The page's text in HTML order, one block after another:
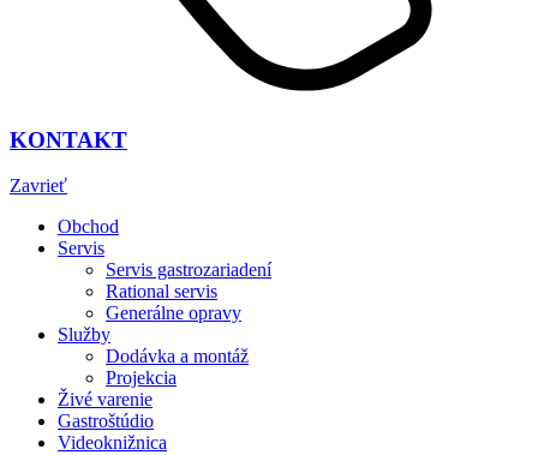
KONTAKT
Zavrieť
Obchod
Servis
Servis gastrozariadení
Rational servis
Generálne opravy
Služby
Dodávka a montáž
Projekcia
Živé varenie
Gastroštúdio
Videoknižnica